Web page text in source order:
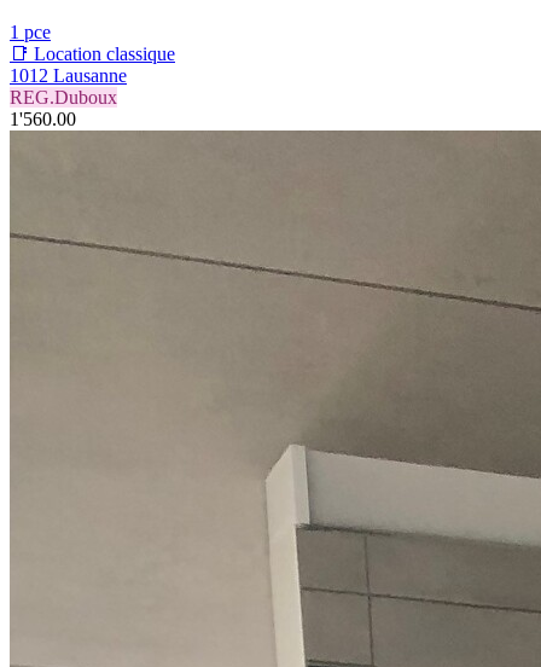
1 pce
📑 Location classique
1012 Lausanne
REG.Duboux
1'560.00